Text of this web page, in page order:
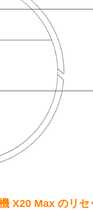
X20 Max のリセ